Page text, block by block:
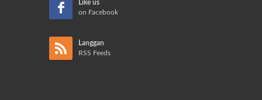
Like us
on Facebook
Langgan
RSS Feeds